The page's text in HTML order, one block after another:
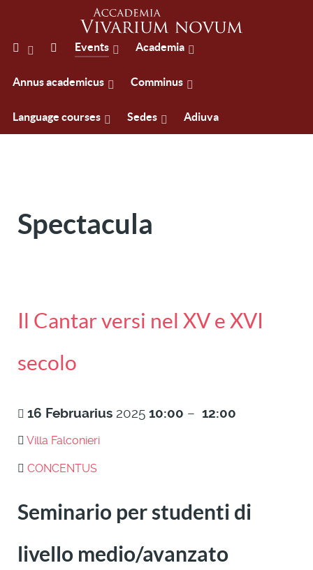
Events Academia
Annus academicus Comminus
Language courses Sedes Adiuva
Spectacula
Il Cantar versi nel XV e XVI
secolo
16 Februarius 2025 10:00 – 12:00
Villa Falconieri
CONCENTUS
Seminario per studenti di
livello medio/avanzato